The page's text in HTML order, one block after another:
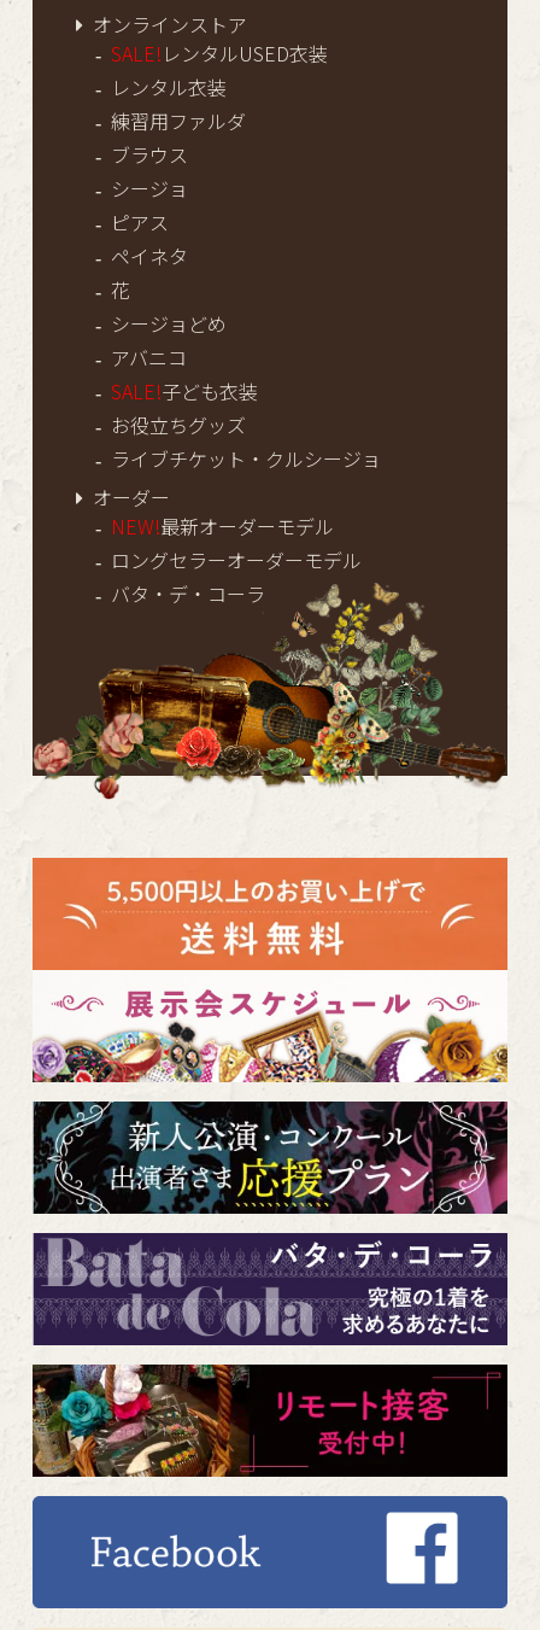
オンラインストア
SALE! レンタルUSED衣装
レンタル衣装
練習用ファルダ
ブラウス
シージョ
ピアス
ペイネタ
花
シージョどめ
アバニコ
SALE!子ども衣装
お役立ちグッズ
ライブチケット・クルシージョ
オーダー
NEW!最新オーダーモデル
ロングセラーオーダーモデル
バタ・デ・コーラ